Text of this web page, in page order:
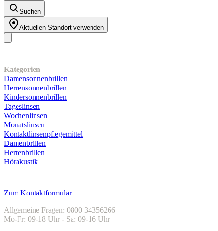
Suchen
Aktuellen Standort verwenden
Kategorien
Damensonnenbrillen
Herrensonnenbrillen
Kindersonnenbrillen
Tageslinsen
Wochenlinsen
Monatslinsen
Kontaktlinsenpflegemittel
Damenbrillen
Herrenbrillen
Hörakustik
Zum Kontaktformular
Allgemeine Fragen: 0800 34356266
Mo-Fr: 09-18 Uhr - Sa: 09-16 Uhr